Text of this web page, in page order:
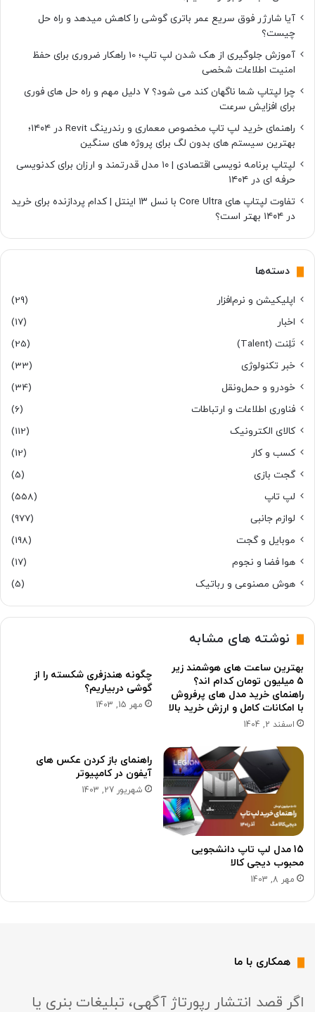
آیا شارژر فوق سریع عمر باتری گوشی را کاهش میدهد و راه حل
چیست؟
آموزش جلوگیری از هک شدن لپ تاپ؛ 10 راهکار ضروری برای حفظ
امنیت اطلاعات شخصی
چرا لپتاپ شما ناگهان کند می شود؟ ۷ دلیل مهم و راه حل های فوری
برای افزایش سرعت
راهنمای خرید لپ تاپ مخصوص معماری و رندرینگ Revit در ۱۴۰۴؛
بهترین سیستم های بدون لگ برای پروژه های سنگین
لپتاپ برنامه نویسی اقتصادی | ۱۰ مدل قدرتمند و ارزان برای کدنویسی
حرفه ای در ۱۴۰۴
تفاوت لپتاپ های Core Ultra با نسل ۱۳ اینتل | کدام پردازنده برای خرید
در ۱۴۰۴ بهتر است؟
دسته‌ها
اپلیکیشن و نرم‌افزار
(29)
اخبار
(17)
تَلِنت (Talent)
(25)
خبر تکنولوژی
(33)
خودرو و حمل‌و‌نقل
(34)
فناوری اطلاعات و ارتباطات
(6)
کالای الکترونیک
(112)
کسب و کار
(12)
گجت بازی
(5)
لپ تاپ
(558)
لوازم جانبی
(977)
موبایل و گجت
(198)
هوا فضا و نجوم
(17)
هوش مصنوعی و رباتیک
(5)
نوشته های مشابه
بهترین ساعت های هوشمند زیر
۵ میلیون تومان کدام اند؟
راهنمای خرید مدل های پرفروش
با امکانات کامل و ارزش خرید بالا
اسفند 2, 1404
چگونه هندزفری شکسته را از
گوشی دربیاریم؟
مهر 15, 1403
15 مدل لپ تاپ دانشجویی
محبوب دیجی کالا
مهر 8, 1403
راهنمای باز کردن عکس های
آیفون در کامپیوتر
شهریور 27, 1403
همکاری با ما
اگر قصد انتشار رپورتاژ آگهی، تبلیغات بنری یا